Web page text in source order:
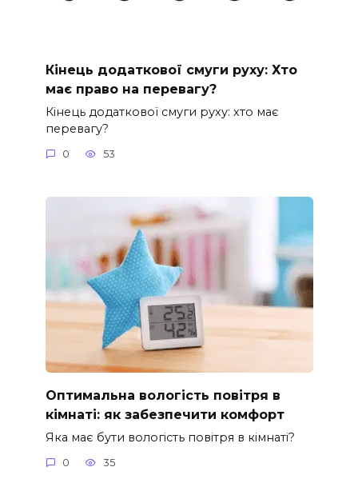
Кінець додаткової смуги руху: Хто
має право на перевагу?
Кінець додаткової смуги руху: хто має
перевагу?
0 53
Оптимальна вологість повітря в
кімнаті: як забезпечити комфорт
Яка має бути вологість повітря в кімнаті?
0 35